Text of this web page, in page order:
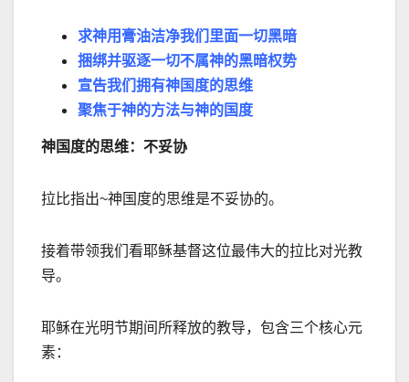
求神用膏油洁净我们里面一切黑暗
捆绑并驱逐一切不属神的黑暗权势
宣告我们拥有神国度的思维
聚焦于神的方法与神的国度
神国度的思维：不妥协
拉比指出~神国度的思维是不妥协的。
接着带领我们看耶稣基督这位最伟大的拉比对光教
导。
耶稣在光明节期间所释放的教导，包含三个核心元
素：